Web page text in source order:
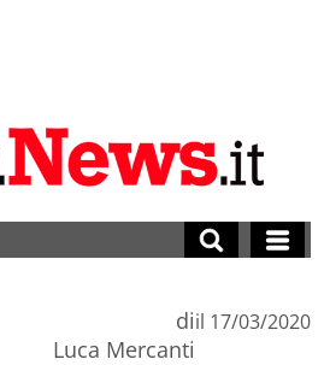
di
Luca Mercanti
il 17/03/2020